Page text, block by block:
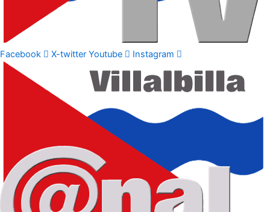
Facebook X-twitter Youtube Instagram